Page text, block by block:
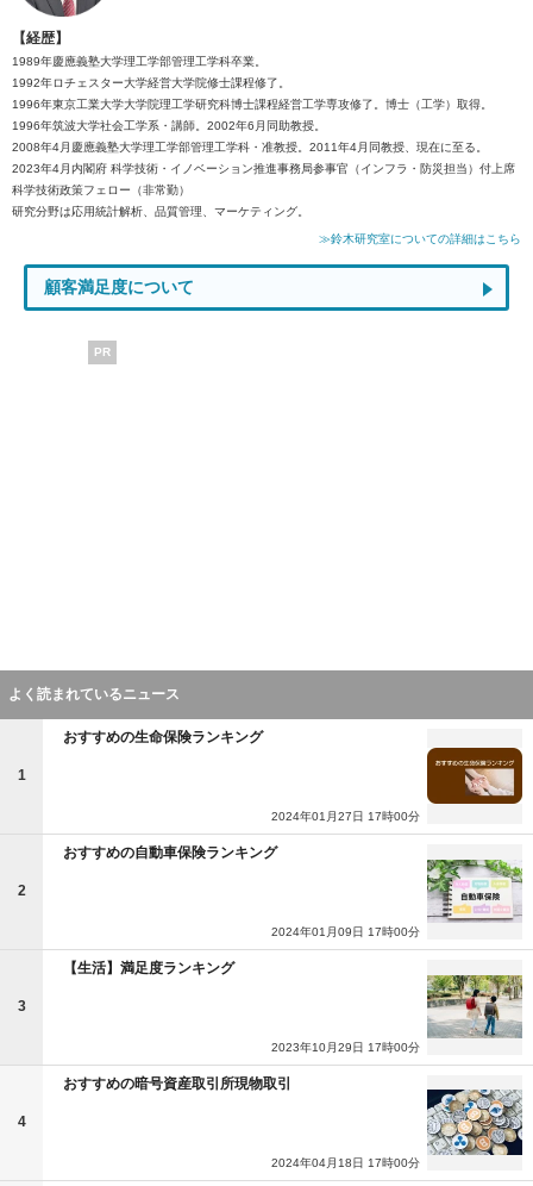
【経歴】
1989年慶應義塾大学理工学部管理工学科卒業。
1992年ロチェスター大学経営大学院修士課程修了。
1996年東京工業大学大学院理工学研究科博士課程経営工学専攻修了。博士（工学）取得。
1996年筑波大学社会工学系・講師。2002年6月同助教授。
2008年4月慶應義塾大学理工学部管理工学科・准教授。2011年4月同教授、現在に至る。
2023年4月内閣府 科学技術・イノベーション推進事務局参事官（インフラ・防災担当）付上席
科学技術政策フェロー（非常勤）
研究分野は応用統計解析、品質管理、マーケティング。
≫鈴木研究室についての詳細はこちら
顧客満足度について
PR
よく読まれているニュース
1
おすすめの生命保険ランキング
2024年01月27日 17時00分
2
おすすめの自動車保険ランキング
2024年01月09日 17時00分
3
【生活】満足度ランキング
2023年10月29日 17時00分
4
おすすめの暗号資産取引所現物取引
2024年04月18日 17時00分